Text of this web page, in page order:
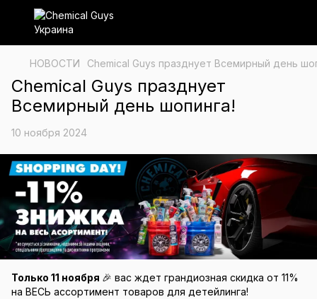
НОВОСТИ Chemical Guys празднует Всемирный день
Chemical Guys празднует
Всемирный день шопинга!
10 ноября 2024
Только 11 ноября 🎉 вас ждет грандиозная скидка от 11%
на ВЕСЬ ассортимент товаров для детейлинга!